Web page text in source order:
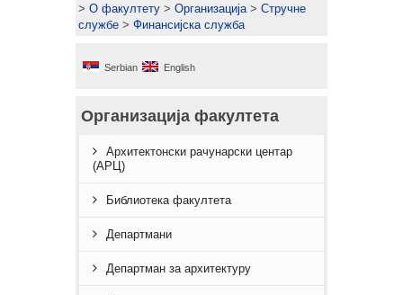
> О факултету > Организација> Стручне
службe > Финансијска служба
Serbian English
Организација факултета
Архитектонски рачунарски центар
(АРЦ)
Библиотека факултета
Департмани
Департман за архитектуру